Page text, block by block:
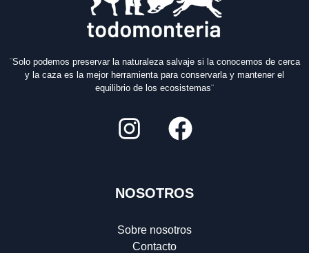
¨Solo podemos preservar la naturaleza salvaje si la conocemos de cerca
y la caza es la mejor herramienta para conservarla y mantener el
equilibrio de los ecosistemas¨
NOSOTROS
Sobre nosotros
Contacto